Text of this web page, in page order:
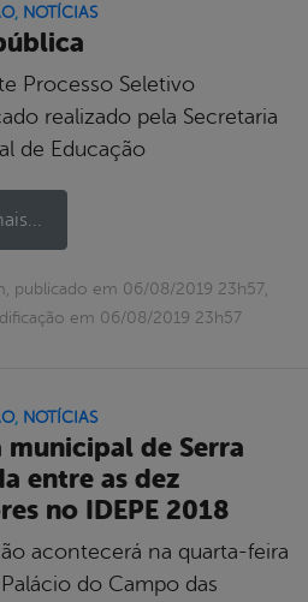
, NOTÍCIAS
Processo Seletivo
realizado pela Secretaria
de Educação
publicado em 06/08/2019 23h57,
em 06/08/2019 23h57
, NOTÍCIAS
municipal de Serra
entre as dez
no IDEPE 2018
acontecerá na quarta-feira
do Campo das